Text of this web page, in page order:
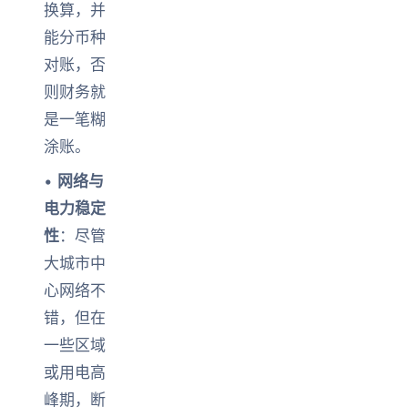
换算，并
能分币种
对账，否
则财务就
是一笔糊
涂账。
• 网络与
电力稳定
性：尽管
大城市中
心网络不
错，但在
一些区域
或用电高
峰期，断